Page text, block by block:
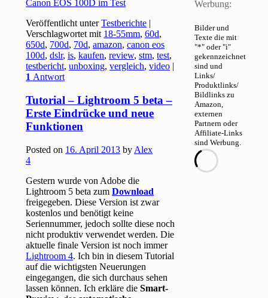
Canon EOS 100D im Test
Veröffentlicht unter Testberichte |
Verschlagwortet mit 18-55mm,60d,
650d, 700d, 70d,amazon,canon eos
100d,dslr,is,kaufen,review,stm,test,
testbericht,unboxing,vergleich,video |
1 Antwort
Tutorial – Lightroom 5 beta –
Erste Eindrücke und neue
Funktionen
Posted on 16. April 2013 by Alex
4
Gestern wurde von Adobe die
Lightroom 5 beta zumDownload
freigegeben. Diese Version ist zwar
kostenlos und benötigt keine
Seriennummer, jedoch sollte diese noch
nicht produktiv verwendet werden. Die
aktuelle finale Version ist noch immer
Lightroom 4. Ich bin in diesem Tutorial
auf die wichtigsten Neuerungen
eingegangen, die sich durchaus sehen
lassen können. Ich erkläre dieSmart-
Werbung:
Bilder und
Texte die mit
"*" oder "i"
gekennzeichnet
sind und
Links/
Produktlinks/
Bildlinks zu
Amazon,
externen
Partnern oder
Affiliate-Links
sind Werbung.